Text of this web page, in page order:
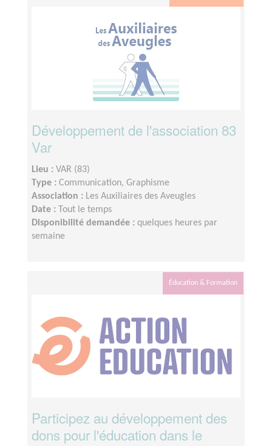
Développement de l'association 83
Var
Lieu : VAR (83)
Type : Communication, Graphisme
Association : Les Auxiliaires des Aveugles
Date :
Tout le temps
Disponibilité demandée : quelques heures par
semaine
Éducation & Formation
Participez au développement des
dons pour l'éducation dans le